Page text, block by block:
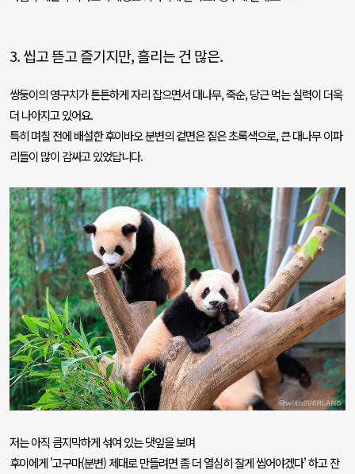
3.씹고 뜯고 즐기지만,흘리는 건 많은.
쌍둥이의 영구치가 튼튼하게 자리 잡으면서 대나무,죽순,당근 먹는 실력이 더욱
더 나아지고 있어요.
특히 며칠 전에 배설한 후이바오 분변의 겉면은 짙은 초록색으로,큰 대나무 이파
리들이 많이 감싸고 있었답니다.
저는 아직 큼지막하게 섞여 있는 댓잎을 보며
후이에게'고구마(분변)제대로 만들려면 좀 더 열심히 잘게 씹어야겠다'하고 잔